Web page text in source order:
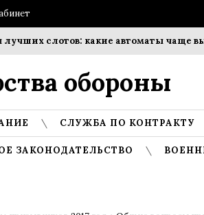
слотов: какие автоматы чаще
обороны
СЛУЖБА ПО КОНТРАКТУ
ЗАКОНОДАТЕЛЬСТВО